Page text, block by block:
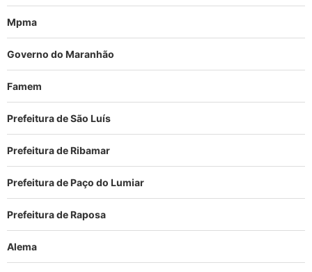
Mpma
Governo do Maranhão
Famem
Prefeitura de São Luís
Prefeitura de Ribamar
Prefeitura de Paço do Lumiar
Prefeitura de Raposa
Alema